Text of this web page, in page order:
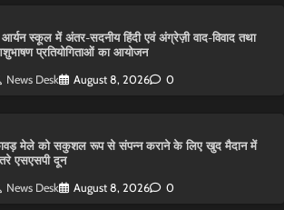
स्कूल में अंतर-सदनीय हिंदी एवं अंग्रेज़ी वाद-विवाद तथा
प्रतियोगिताओं का आयोजन
News Desk August 8, 2026 0
मेले को सकुशल रूप से संपन्न कराने के लिए खुद मैदान में
एसएसपी दून
News Desk August 8, 2026 0